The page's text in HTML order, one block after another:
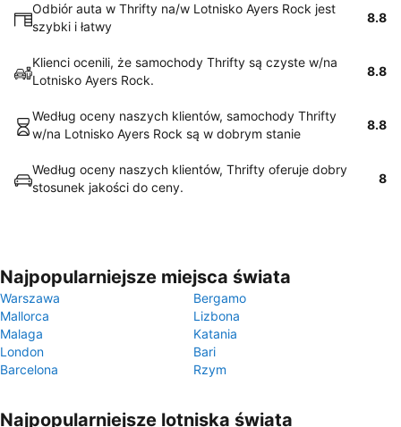
Odbiór auta w Thrifty na/w Lotnisko Ayers Rock jest
szybki i łatwy
8.8
Klienci ocenili, że samochody Thrifty są czyste w/na
Lotnisko Ayers Rock.
8.8
Według oceny naszych klientów, samochody Thrifty
w/na Lotnisko Ayers Rock są w dobrym stanie
8.8
Według oceny naszych klientów, Thrifty oferuje dobry
stosunek jakości do ceny.
8
Najpopularniejsze miejsca świata
Warszawa
Bergamo
Mallorca
Lizbona
Malaga
Katania
London
Bari
Barcelona
Rzym
Najpopularniejsze lotniska świata